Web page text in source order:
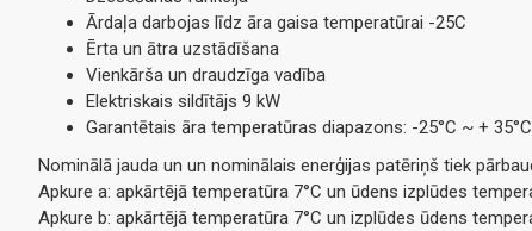
Ārdaļa darbojas līdz āra gaisa temperatūrai -25C
Ērta un ātra uzstādīšana
Vienkārša un draudzīga vadība
Elektriskais sildītājs 9 kW
Garantētais āra temperatūras diapazons: -25°C ~ + 35°C
Nominālā jauda un un nominālais enerģijas patēriņš tiek
Apkure a: apkārtējā temperatūra 7°C un ūdens izplūdes
Apkure b: apkārtējā temperatūra 7°C un izplūdes ūdens